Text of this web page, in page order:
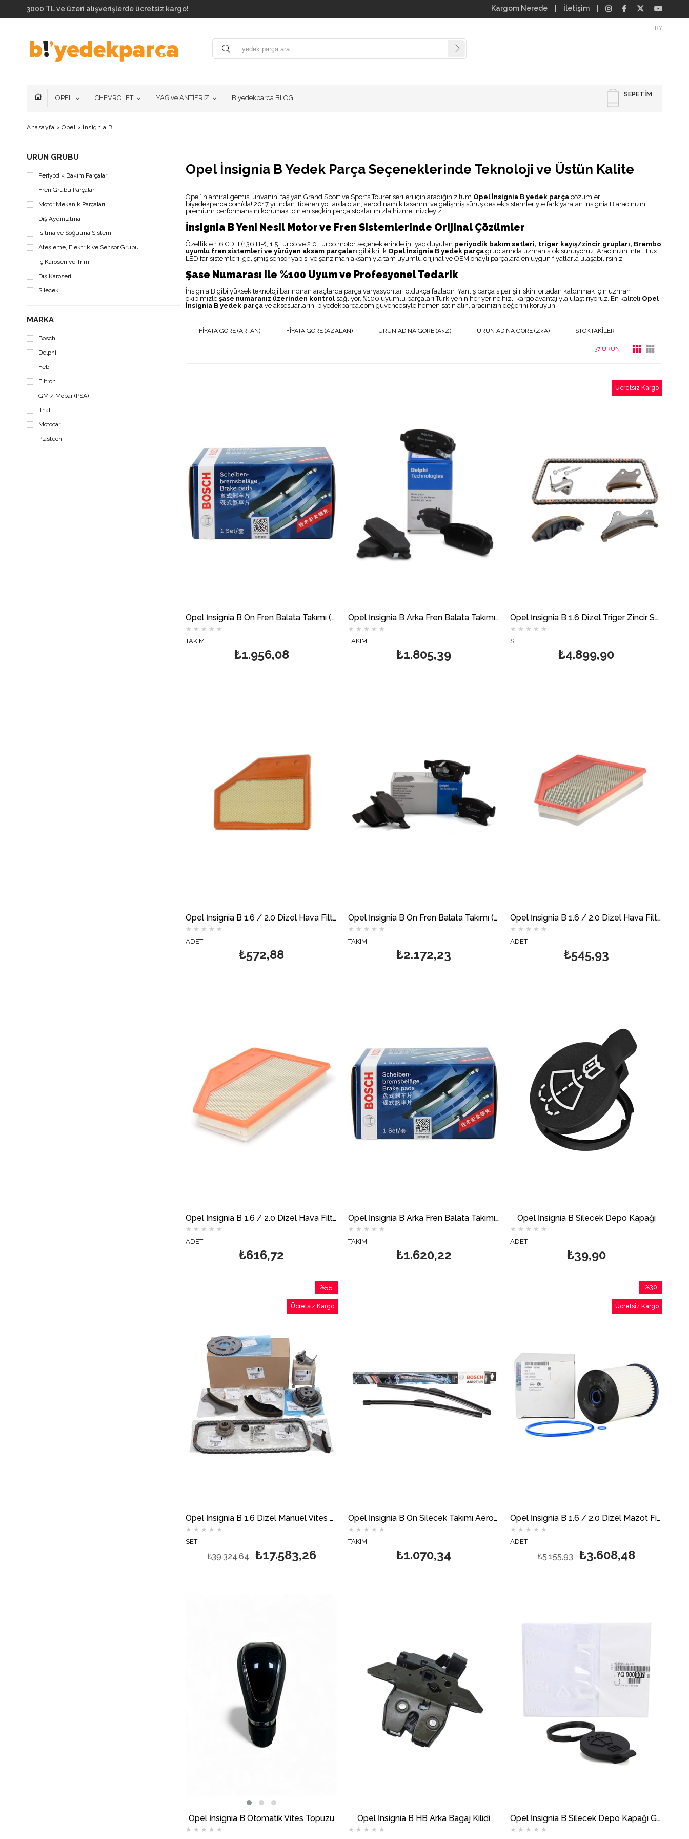
3000 TL ve üzeri alışverişlerde ücretsiz kargo! Kargom Nerede İletişim
TRY
SEPETIM
OPEL CHEVROLET YAĞ ve ANTİFRİZ Biyedekparca BLOG
Anasayfa > Opel> İnsignia B
ÜRÜN GRUBU
Periyodik Bakım Parçaları
Fren Grubu Parçaları
Motor Mekanik Parçaları
Dış Aydınlatma
Isıtma ve Soğutma Sistemi
Ateşleme, Elektrik ve Sensör Grubu
İç Karoseri ve Trim
Dış Karoseri
Silecek
MARKA
Bosch
Delphi
Febi
Filtron
GM / Mopar (PSA)
İthal
Motocar
Plastech
Opel İnsignia B Yedek Parça Seçeneklerinde Teknoloji ve Üstün Kalite
Opel’in amiral gemisi unvanını taşıyan Grand Sport ve Sports Tourer serileri için aradığınız tüm Opel İnsignia B yedek parça çözümleri
biyedekparca.com’da! 2017 yılından itibaren yollarda olan, aerodinamik tasarımı ve gelişmiş sürüş destek sistemleriyle fark yaratan İnsignia B aracınızın
premium performansını korumak için en seçkin parça stoklarımızla hizmetinizdeyiz.
İnsignia B Yeni Nesil Motor ve Fren Sistemlerinde Orijinal Çözümler
Özellikle 1.6 CDTI (136 HP), 1.5 Turbo ve 2.0 Turbo motor seçeneklerinde ihtiyaç duyulan periyodik bakım setleri, triger kayış/zincir grupları, Brembo
uyumlu fren sistemleri ve yürüyen aksam parçaları gibi kritik Opel İnsignia B yedek parça gruplarında uzman stok sunuyoruz. Aracınızın IntelliLux
LED far sistemleri, gelişmiş sensör yapısı ve şanzıman aksamıyla tam uyumlu orijinal ve OEM onaylı parçalara en uygun fiyatlarla ulaşabilirsiniz.
Şase Numarası ile %100 Uyum ve Profesyonel Tedarik
İnsignia B gibi yüksek teknoloji barındıran araçlarda parça varyasyonları oldukça fazladır. Yanlış parça siparişi riskini ortadan kaldırmak için uzman
ekibimizle şase numaranız üzerinden kontrolsağlıyor, %100 uyumlu parçaları Türkiye’nin her yerine hızlı kargo avantajıyla ulaştırıyoruz. En kaliteli Opel
İnsignia B yedek parça ve aksesuarlarını biyedekparca.com güvencesiyle hemen satın alın, aracınızın değerini koruyun.
FIYATA GÖRE (ARTAN) FIYATA GÖRE (AZALAN) ÜRÜN ADINA GÖRE (A>Z) ÜRÜN ADINA GÖRE (Z<A) STOKTAKILER
37 ÜRÜN
Opel İnsignia B Ön Fren Balata Takımı (321mm Fren Diski İçin) BOSCH
★ ★ ★ ★ ★
TAKIM
₺1.956,08
Opel İnsignia B Arka Fren Balata Takımı DELPHİ
★ ★ ★ ★ ★
TAKIM
₺1.805,39
Opel İnsignia B 1.6 Dizel Triger Zincir Seti (5 Parça) FEBİ
★ ★ ★ ★ ★
SET
₺4.899,90
Ücretsiz Kargo
Opel İnsignia B 1.6 / 2.0 Dizel Hava Filtresi MOTOCAR
★ ★ ★ ★ ★
ADET
₺572,88
Opel İnsignia B Ön Fren Balata Takımı (321mm Fren Diski İçin) DELPHİ
★ ★ ★ ★ ★
TAKIM
₺2.172,23
Opel İnsignia B 1.6 / 2.0 Dizel Hava Filtresi FİLTRON
★ ★ ★ ★ ★
ADET
₺545,93
Opel İnsignia B 1.6 / 2.0 Dizel Hava Filtresi BOSCH
★ ★ ★ ★ ★
ADET
₺616,72
Opel İnsignia B Arka Fren Balata Takımı BOSCH
★ ★ ★ ★ ★
TAKIM
₺1.620,22
Opel İnsignia B Silecek Depo Kapağı
★ ★ ★ ★ ★
ADET
₺39,90
Opel İnsignia B 1.6 Dizel Manuel Vites Triger Zincir Seti Orjinal
★ ★ ★ ★ ★
SET
₺17.583,26
₺39.324,64
%55
İndirim
%55İndirim
Ücretsiz Kargo
Opel İnsignia B Ön Silecek Takımı Aerotwin BOSCH
★ ★ ★ ★ ★
TAKIM
₺1.070,34
Opel İnsignia B 1.6 / 2.0 Dizel Mazot Filtresi GM
★ ★ ★ ★ ★
ADET
₺3.608,48
₺5.155,93
%30
İndirim
%30İndirim
Ücretsiz Kargo
Opel İnsignia B Otomatik Vites Topuzu
★ ★ ★ ★ ★
Opel İnsignia B HB Arka Bagaj Kilidi
★ ★ ★ ★ ★
Opel İnsignia B Silecek Depo Kapağı GM
★ ★ ★ ★ ★